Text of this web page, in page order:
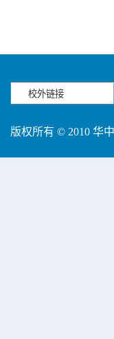
版权所有 © 2010 华